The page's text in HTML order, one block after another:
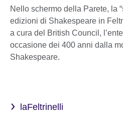
Nello schermo della Parete, la
edizioni di Shakespeare in
a cura del British Council,
occasione dei 400 anni dalla
Shakespeare.
laFeltrinelli